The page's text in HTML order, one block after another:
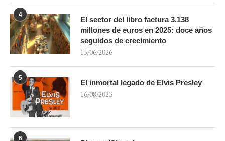
4
El sector del libro factura 3.138
millones de euros en 2025: doce años
seguidos de crecimiento
15/06/2026
5
El inmortal legado de Elvis Presley
16/08/2023
6